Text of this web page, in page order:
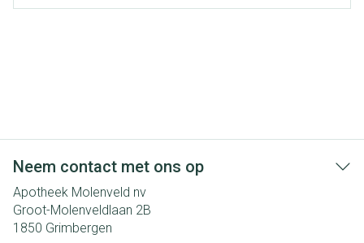
Neem contact met ons op
Apotheek Molenveld nv
Groot-Molenveldlaan 2B
1850 Grimbergen